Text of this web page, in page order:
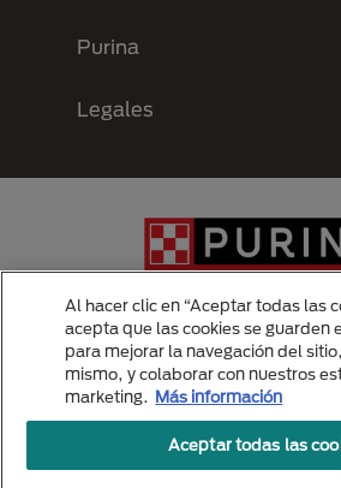
Purina
Legales
Menu Footer Secundario
All Nestlé Purina trademarks owned by
Vevey, Switzerland or are used
Al hacer clic en “Aceptar todas las
acepta que las cookies se guarden
para mejorar la navegación del
mismo, y colaborar con nuestros
marketing. Más información
Aceptar todas las